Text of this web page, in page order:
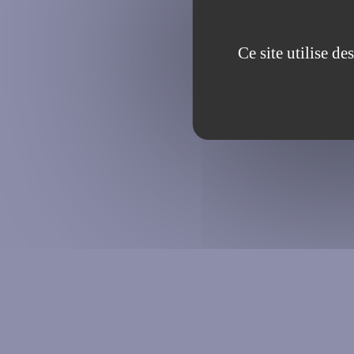
Ce site utilise